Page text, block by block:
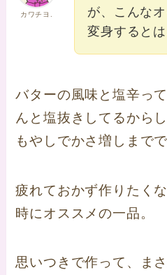
カワチヨ.
が、こんな
変身すると
バターの風味と塩辛っ
んと塩抜きしてるから
もやしでかさ増しまで
疲れておかず作りたく
時にオススメの一品。
思いつきで作って、ま